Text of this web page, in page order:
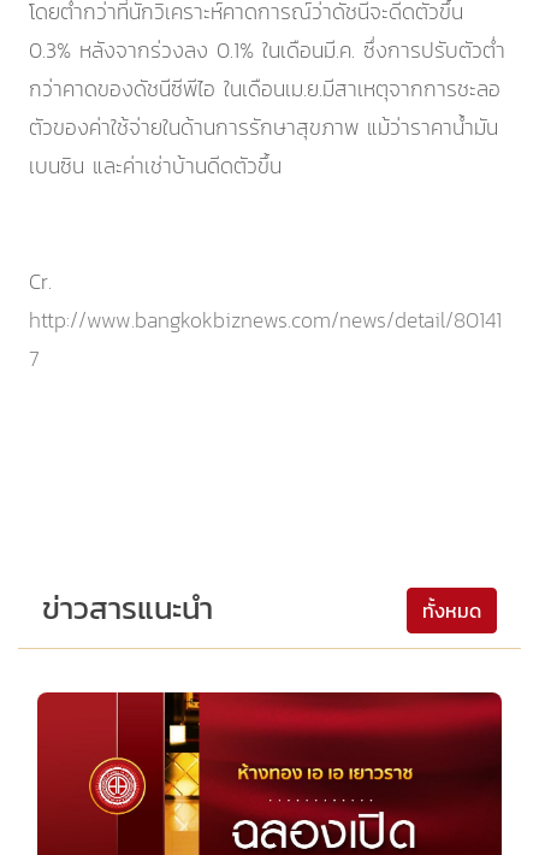
โดยต่ำกว่าที่นักวิเคราะห์คาดการณ์ว่าดัชนีจะดีดตัวขึ้น
0.3% หลังจากร่วงลง 0.1% ในเดือนมี.ค. ซึ่งการปรับตัวต่ำ
กว่าคาดของดัชนีซีพีไอ ในเดือนเม.ย.มีสาเหตุจากการชะลอ
ตัวของค่าใช้จ่ายในด้านการรักษาสุขภาพ แม้ว่าราคาน้ำมัน
เบนซิน และค่าเช่าบ้านดีดตัวขึ้น
Cr.
http://www.bangkokbiznews.com/news/detail/80141
7
ข่าวสารแนะนำ ทั้งหมด